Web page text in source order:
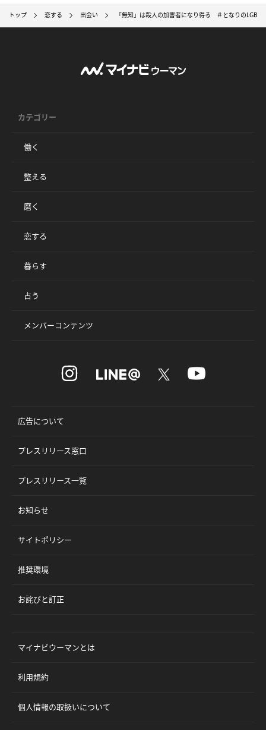
トップ 恋する 出会い 「無知」は殺人の加害者になり得る ＃となりのLGBT
カテゴリー
働く
整える
磨く
恋する
暮らす
占う
メンバーコンテンツ
広告について
プレスリリース窓口
プレスリリース一覧
お知らせ
サイトポリシー
推奨環境
お詫びと訂正
マイナビウーマンとは
利用規約
個人情報の取扱いについて